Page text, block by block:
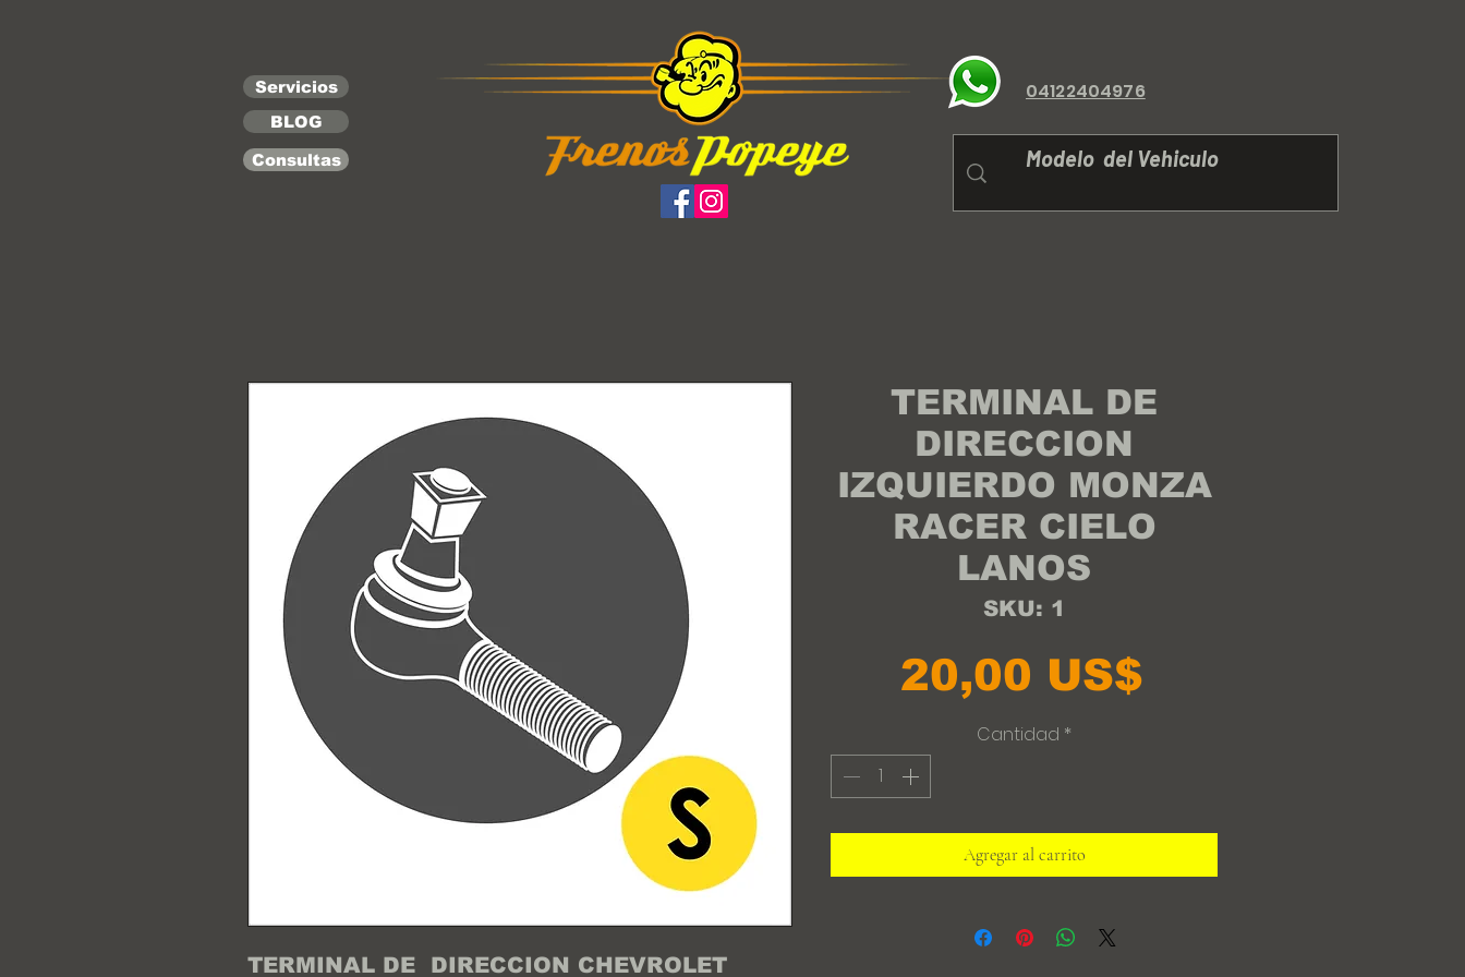
Servicios
BLOG
Consultas
04122404976
TERMINAL DE  DIRECCION CHEVROLET
TERMINAL DE
DIRECCION
IZQUIERDO MONZA
RACER CIELO
LANOS
SKU: 1
20,00 US$Precio
Cantidad *
Agregar al carrito